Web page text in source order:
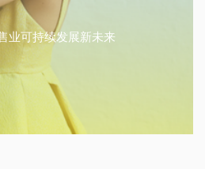
业可持续发展新未来